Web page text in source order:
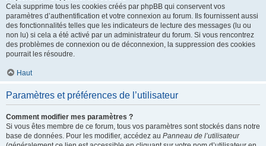
Cela supprime tous les cookies créés par phpBB qui conservent vos
paramètres d’authentification et votre connexion au forum. Ils fournissent aussi
des fonctionnalités telles que les indicateurs de lecture des messages (lu ou
non lu) si cela a été activé par un administrateur du forum. Si vous rencontrez
des problèmes de connexion ou de déconnexion, la suppression des cookies
pourrait les résoudre.
Haut
Paramètres et préférences de l’utilisateur
Comment modifier mes paramètres ?
Si vous êtes membre de ce forum, tous vos paramètres sont stockés dans notre
base de données. Pour les modifier, accédez au Panneau de l’utilisateur